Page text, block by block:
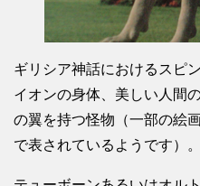
ギリシア神話におけるスピ
イオンの身体、美しい人間
の翼を持つ怪物（一部の絵
で表されているようです）。